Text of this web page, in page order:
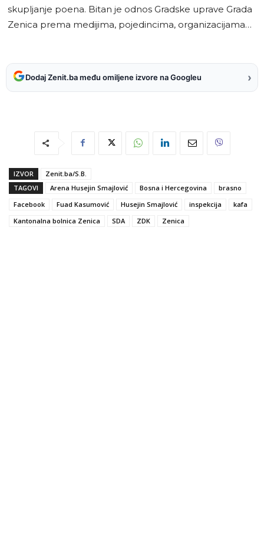
skupljanje poena. Bitan je odnos Gradske uprave Grada
Zenica prema medijima, pojedincima, organizacijama…
Dodaj Zenit.ba među omiljene izvore na Googleu ›
IZVOR
Zenit.ba/S.B.
TAGOVI
Arena Husejin Smajlović Bosna i Hercegovina
brasno
Facebook
Fuad Kasumović Husejin Smajlović inspekcija
kafa
Kantonalna bolnica Zenica
SDA ZDK Zenica